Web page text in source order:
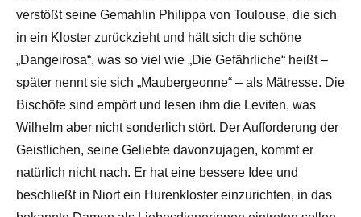
verstößt seine Gemahlin Philippa von Toulouse, die sich
in ein Kloster zurückzieht und hält sich die schöne
„Dangeirosa“, was so viel wie „Die Gefährliche“ heißt –
später nennt sie sich „Maubergeonne“ – als Mätresse. Die
Bischöfe sind empört und lesen ihm die Leviten, was
Wilhelm aber nicht sonderlich stört. Der Aufforderung der
Geistlichen, seine Geliebte davonzujagen, kommt er
natürlich nicht nach. Er hat eine bessere Idee und
beschließt in Niort ein Hurenkloster einzurichten, in das